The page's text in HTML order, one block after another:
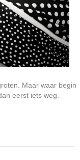
Maar waar begin
eerst iets weg.